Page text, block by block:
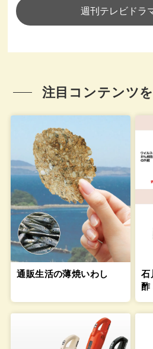
週刊テレビドラ
注目コンテンツ
通販生活の薄焼いわし
石
酢